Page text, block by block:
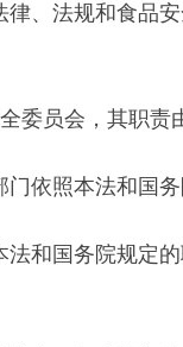
法规和食品安
员会，其职责由
照本法和国务
国务院规定的